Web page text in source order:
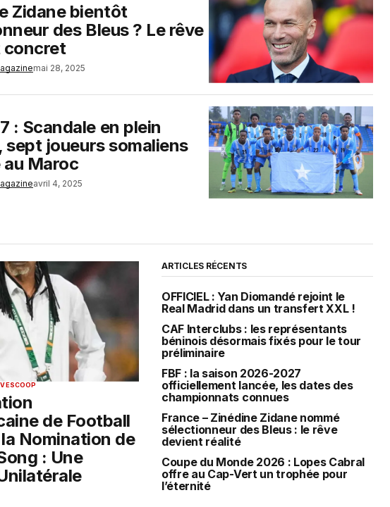
Zidane bientôt
des Bleus ? Le rêve
concret
mai 28, 2025
: Scandale en plein
sept joueurs somaliens
Maroc
avril 4, 2025
SCOOP
de Football
Nomination de
: Une
ARTICLES RÉCENTS
OFFICIEL : Yan Diomandé rejoint le
Real Madrid dans un transfert XXL !
CAF Interclubs : les représentants
béninois désormais fixés pour le tour
préliminaire
FBF : la saison 2026-2027
officiellement lancée, les dates des
championnats connues
France – Zinédine Zidane nommé
sélectionneur des Bleus : le rêve
devient réalité
Coupe du Monde 2026 : Lopes Cabral
offre au Cap-Vert un trophée pour
l’éternité